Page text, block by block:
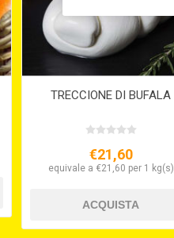
TRECCIONE DI BUFALA
€21,60
equivale a €21,60 per 1 kg(s)